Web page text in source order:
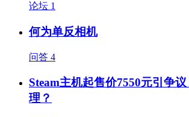
论坛 1
何为单反相机
问答 4
Steam主机起售价7550元引争
理？